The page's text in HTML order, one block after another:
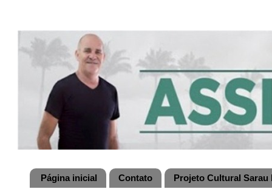
Página inicial Contato Projeto Cultural